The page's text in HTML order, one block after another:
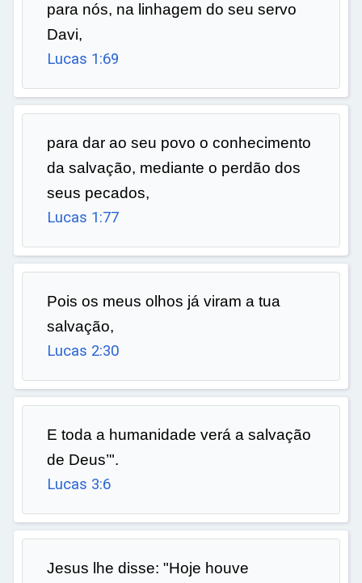
para nós, na linhagem do seu servo
Davi,
Lucas 1:69
para dar ao seu povo o conhecimento
da salvação, mediante o perdão dos
seus pecados,
Lucas 1:77
Pois os meus olhos já viram a tua
salvação,
Lucas 2:30
E toda a humanidade verá a salvação
de Deus’".
Lucas 3:6
Jesus lhe disse: "Hoje houve